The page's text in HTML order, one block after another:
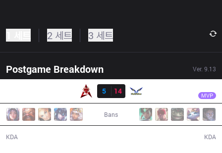
2 세트 3 세트
Postgame Breakdown Ver. 9.13
5
14 MVP
Bans
KDA KDA